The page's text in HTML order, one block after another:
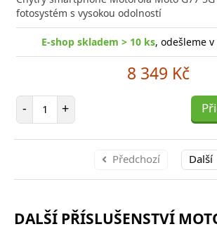
fotosystém s vysokou odolností
E-shop skladem > 10 ks, odešleme
8 349 Kč
- Počet položek
+
Předchozí Další
DALŠÍ PŘÍSLUŠENSTVÍ